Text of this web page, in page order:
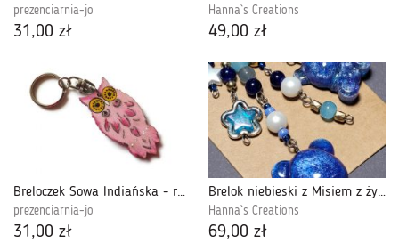
prezenciarnia-jo
31,00 zł
Hanna`s Creations
49,00 zł
Breloczek Sowa Indiańska - różowa
prezenciarnia-jo
31,00 zł
Brelok niebieski z Misiem z żywicy do kluczy, torebki, plecaka
Hanna`s Creations
69,00 zł